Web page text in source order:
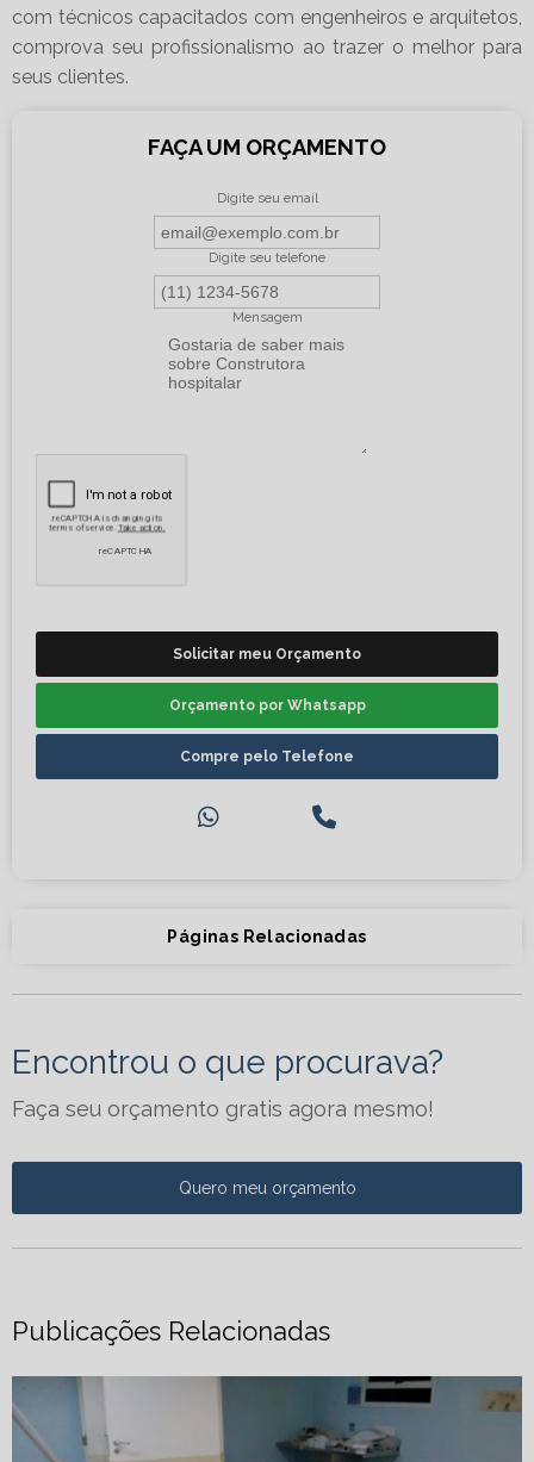
com técnicos capacitados com engenheiros e arquitetos,
comprova seu profissionalismo ao trazer o melhor para
seus clientes.
FAÇA UM ORÇAMENTO
Digite seu email
Digite seu telefone
Mensagem
Solicitar meu Orçamento
Orçamento por Whatsapp
Compre pelo Telefone
Páginas Relacionadas
Encontrou o que procurava?
Faça seu orçamento gratis agora mesmo!
Quero meu orçamento
Publicações Relacionadas